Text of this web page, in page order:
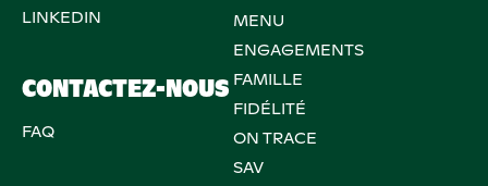
LINKEDIN
CONTACTEZ-NOUS
FAQ
MENU
ENGAGEMENTS
FAMILLE
FIDÉLITÉ
ON TRACE
SAV